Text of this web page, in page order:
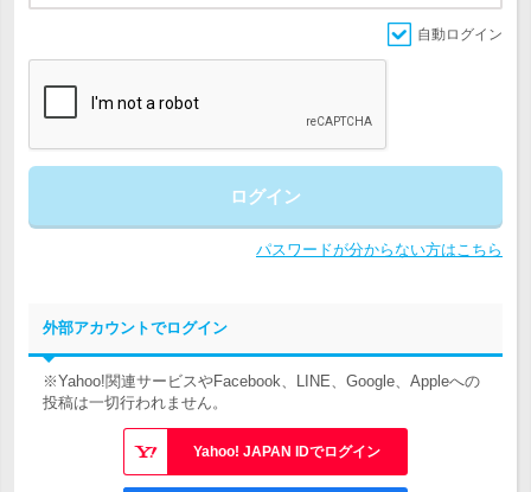
自動ログイン
ログイン
パスワードが分からない方はこちら
外部アカウントでログイン
※Yahoo!関連サービスやFacebook、LINE、Google、Appleへの
投稿は一切行われません。
Yahoo! JAPAN IDでログイン